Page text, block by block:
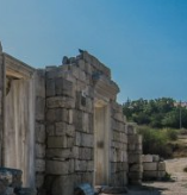
з фондів об’єкту
Таврійського».
але експерти та
[…]